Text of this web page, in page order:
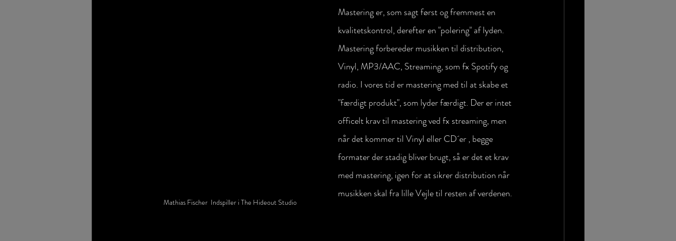
Mathias Fischer  Indspiller i The Hideout Studio
Mastering er, som sagt først og fremmest en
kvalitetskontrol, derefter en "polering" af lyden.
Mastering forbereder musikken til distribution,
Vinyl, MP3/AAC, Streaming, som fx Spotify og
radio. I vores tid er mastering med til at skabe et
"færdigt produkt", som lyder færdigt. Der er intet
officelt krav til mastering ved fx streaming, men
når det kommer til Vinyl eller CD´er , begge
formater der stadig bliver brugt, så er det et krav
med mastering, igen for at sikrer distribution når
musikken skal fra lille Vejle til resten af verdenen.